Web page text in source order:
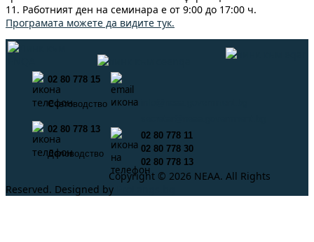
11. Работният ден на семинара е от 9:00 до 17:00 ч.
Програмата можете да видите тук.
02 80 778 15
Счетоводство
02 80 778 13
Деловодство
02 80 778 11
02 80 778 30
02 80 778 13
Copyright © 2026 NEAA. All Rights
Reserved. Designed by